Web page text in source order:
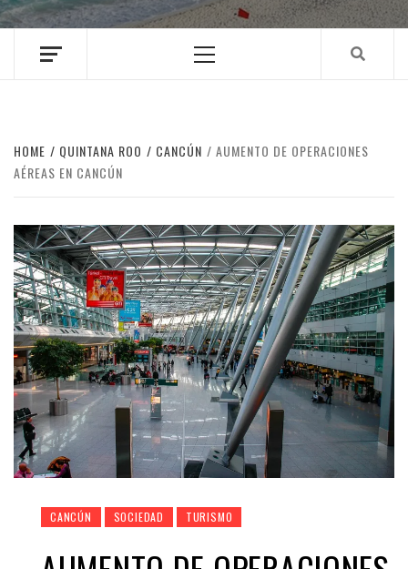
Menu
HOME QUINTANA ROO CANCÚN
AUMENTO DE OPERACIONES
AÉREAS EN CANCÚN
CANCÚN SOCIEDAD TURISMO